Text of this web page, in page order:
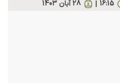
28 آبان 1403 16:15